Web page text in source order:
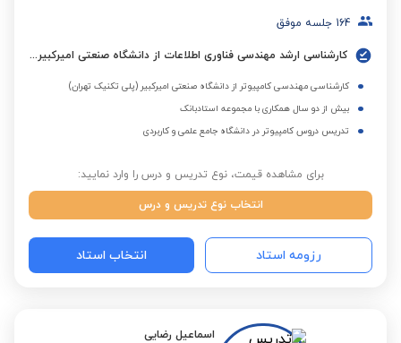
164 جلسه موفق
کارشناسی ارشد مهندسی فناوری اطلاعات از دانشگاه صنعتی امیرکبیر (پلی تکنیک تهران)
کارشناسی مهندسی کامپیوتر از دانشگاه صنعتی امیرکبیر (پلی تکنیک تهران)
بیش از دو سال همکاری با مجموعه استادبانک
تدریس دروس کامپیوتر در دانشگاه جامع علمی و کاربردی
برای مشاهده قیمت، نوع تدریس و درس را وارد نمایید:
انتخاب نوع تدریس و درس
رزومه استاد انتخاب استاد
اسماعیل رضایی